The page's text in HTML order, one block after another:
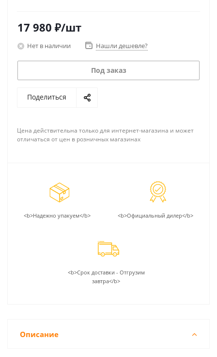
17 980 ₽/шт
Нет в наличии Нашли дешевле?
Под заказ
Поделиться
Цена действительна только для интернет-магазина и может
отличаться от цен в розничных магазинах
<b>Надежно упакуем</b> <b>Официальный дилер</b>
<b>Срок доставки - Отгрузим
завтра</b>
Описание